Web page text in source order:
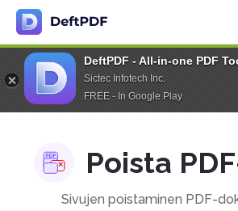
DeftPDF - All-in-one PDF
Sictec Infotech Inc.
FREE - In Google Play
Poista
Sivujen poistaminen PDF-